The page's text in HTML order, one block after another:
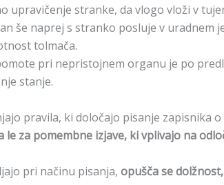
upravičenje stranke, da vlogo vloži v
še naprej s stranko posluje v uradnem
tolmača.
pri nepristojnem organu je po
stanje.
pravila, ki določajo pisanje zapisnika
za pomembne izjave, ki vplivajo na
pri načinu pisanja, opušča se